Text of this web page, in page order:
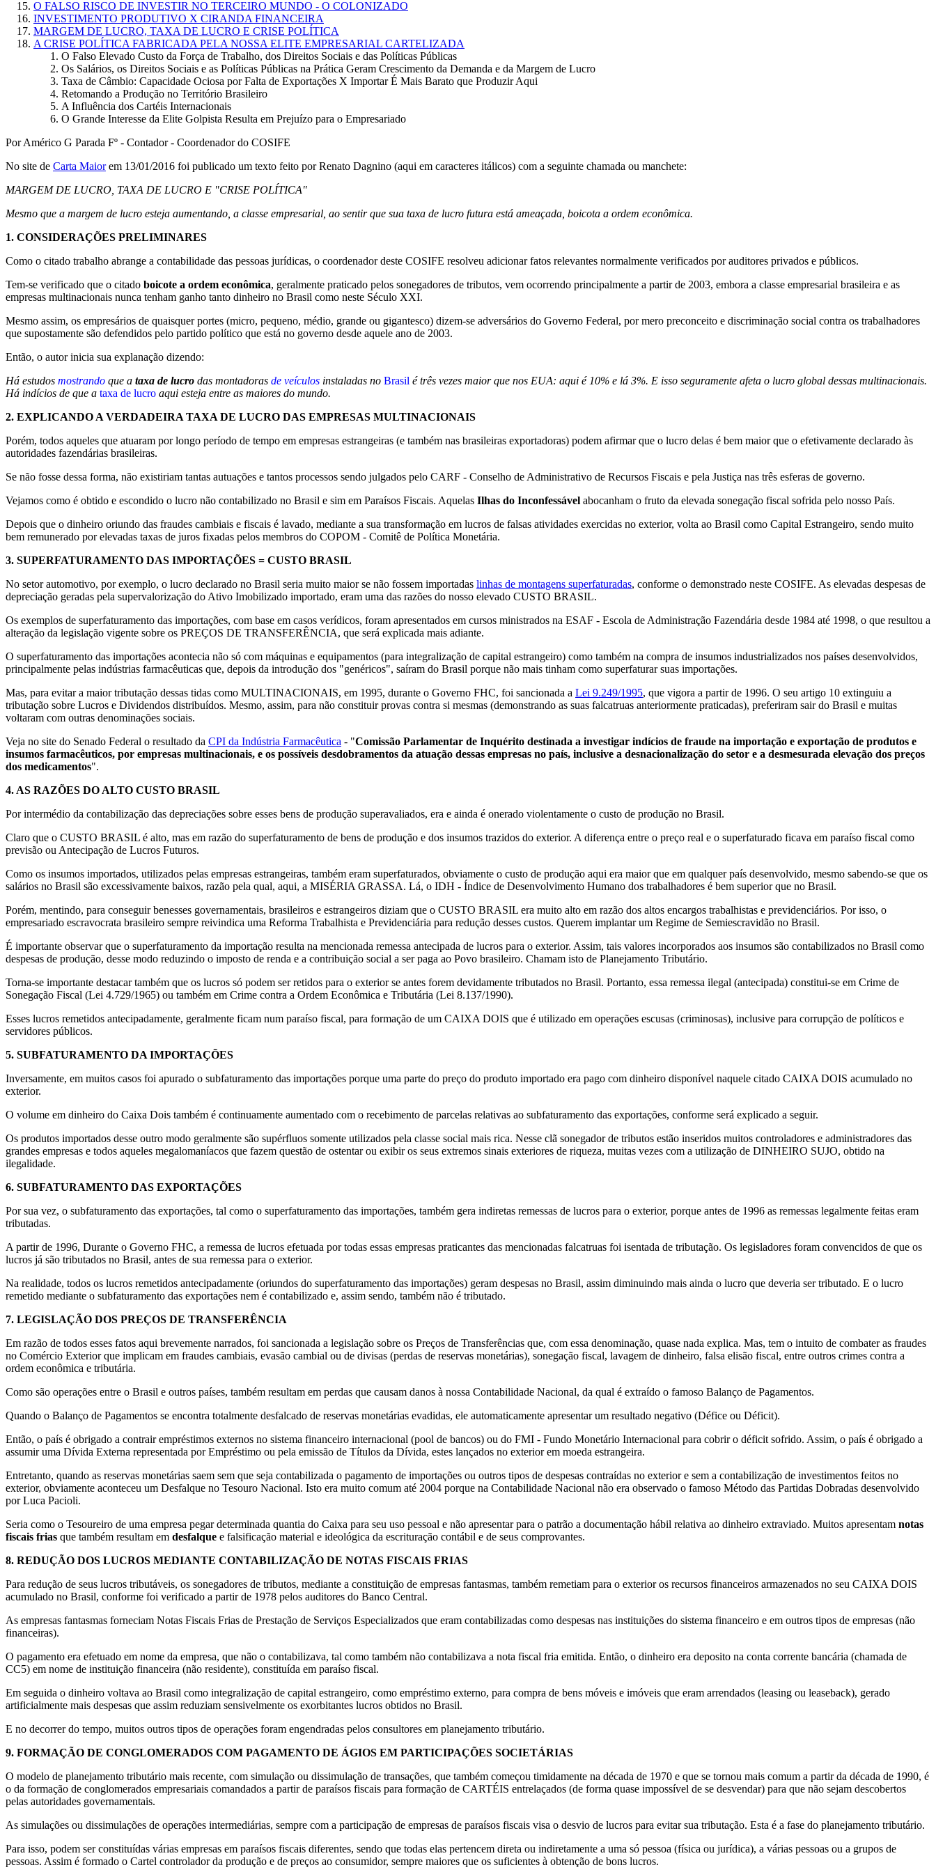
O FALSO RISCO DE INVESTIR NO TERCEIRO MUNDO - O COLONIZADO
INVESTIMENTO PRODUTIVO X CIRANDA FINANCEIRA
MARGEM DE LUCRO, TAXA DE LUCRO E CRISE POLÍTICA
A CRISE POLÍTICA FABRICADA PELA NOSSA ELITE EMPRESARIAL CARTELIZADA
O Falso Elevado Custo da Força de Trabalho, dos Direitos Sociais e das Políticas Públicas
Os Salários, os Direitos Sociais e as Políticas Públicas na Prática Geram Crescimento da Demanda e da Margem de Lucro
Taxa de Câmbio: Capacidade Ociosa por Falta de Exportações X Importar É Mais Barato que Produzir Aqui
Retomando a Produção no Território Brasileiro
A Influência dos Cartéis Internacionais
O Grande Interesse da Elite Golpista Resulta em Prejuízo para o Empresariado
Por Américo G Parada Fº - Contador - Coordenador do COSIFE
No site de Carta Maiorem 13/01/2016 foi publicado um texto feito por Renato Dagnino (aqui em caracteres itálicos) com a seguinte chamada ou manchete:
MARGEM DE LUCRO, TAXA DE LUCRO E "CRISE POLÍTICA"
Mesmo que a margem de lucro esteja aumentando, a classe empresarial, ao sentir que sua taxa de lucro futura está ameaçada, boicota a ordem econômica.
1. CONSIDERAÇÕES PRELIMINARES
Como o citado trabalho abrange a contabilidade das pessoas jurídicas, o coordenador deste COSIFE resolveu adicionar fatos relevantes normalmente verificados por auditores privados e públicos.
Tem-se verificado que o citado boicote a ordem econômica, geralmente praticado pelos sonegadores de tributos, vem ocorrendo principalmente a partir de 2003, embora a classe empresarial brasileira e as
empresas multinacionais nunca tenham ganho tanto dinheiro no Brasil como neste Século XXI.
Mesmo assim, os empresários de quaisquer portes (micro, pequeno, médio, grande ou gigantesco) dizem-se adversários do Governo Federal, por mero preconceito e discriminação social contra os trabalhadores
que supostamente são defendidos pelo partido político que está no governo desde aquele ano de 2003.
Então, o autor inicia sua explanação dizendo:
Há estudos mostrando que a taxa de lucro das montadoras de veículos instaladas no Brasil é três vezes maior que nos EUA: aqui é 10% e lá 3%. E isso seguramente afeta o lucro global dessas multinacionais.
Há indícios de que a taxa de lucro aqui esteja entre as maiores do mundo.
2. EXPLICANDO A VERDADEIRA TAXA DE LUCRO DAS EMPRESAS MULTINACIONAIS
Porém, todos aqueles que atuaram por longo período de tempo em empresas estrangeiras (e também nas brasileiras exportadoras) podem afirmar que o lucro delas é bem maior que o efetivamente declarado às
autoridades fazendárias brasileiras.
Se não fosse dessa forma, não existiriam tantas autuações e tantos processos sendo julgados pelo CARF - Conselho de Administrativo de Recursos Fiscais e pela Justiça nas três esferas de governo.
Vejamos como é obtido e escondido o lucro não contabilizado no Brasil e sim em Paraísos Fiscais. Aquelas Ilhas do Inconfessável abocanham o fruto da elevada sonegação fiscal sofrida pelo nosso País.
Depois que o dinheiro oriundo das fraudes cambiais e fiscais é lavado, mediante a sua transformação em lucros de falsas atividades exercidas no exterior, volta ao Brasil como Capital Estrangeiro, sendo muito
bem remunerado por elevadas taxas de juros fixadas pelos membros do COPOM - Comitê de Política Monetária.
3. SUPERFATURAMENTO DAS IMPORTAÇÕES = CUSTO BRASIL
No setor automotivo, por exemplo, o lucro declarado no Brasil seria muito maior se não fossem importadas linhas de montagens superfaturadas, conforme o demonstrado neste COSIFE. As elevadas despesas de
depreciação geradas pela supervalorização do Ativo Imobilizado importado, eram uma das razões do nosso elevado CUSTO BRASIL.
Os exemplos de superfaturamento das importações, com base em casos verídicos, foram apresentados em cursos ministrados na ESAF - Escola de Administração Fazendária desde 1984 até 1998, o que resultou a
alteração da legislação vigente sobre os PREÇOS DE TRANSFERÊNCIA, que será explicada mais adiante.
O superfaturamento das importações acontecia não só com máquinas e equipamentos (para integralização de capital estrangeiro) como também na compra de insumos industrializados nos países desenvolvidos,
principalmente pelas indústrias farmacêuticas que, depois da introdução dos "genéricos", saíram do Brasil porque não mais tinham como superfaturar suas importações.
Mas, para evitar a maior tributação dessas tidas como MULTINACIONAIS, em 1995, durante o Governo FHC, foi sancionada a Lei 9.249/1995, que vigora a partir de 1996. O seu artigo 10 extinguiu a
tributação sobre Lucros e Dividendos distribuídos. Mesmo, assim, para não constituir provas contra si mesmas (demonstrando as suas falcatruas anteriormente praticadas), preferiram sair do Brasil e muitas
voltaram com outras denominações sociais.
Veja no site do Senado Federal o resultado da CPI da Indústria Farmacêutica - "Comissão Parlamentar de Inquérito destinada a investigar indícios de fraude na importação e exportação de produtos e
insumos farmacêuticos, por empresas multinacionais, e os possíveis desdobramentos da atuação dessas empresas no país, inclusive a desnacionalização do setor e a desmesurada elevação dos preços
dos medicamentos".
4. AS RAZÕES DO ALTO CUSTO BRASIL
Por intermédio da contabilização das depreciações sobre esses bens de produção superavaliados, era e ainda é onerado violentamente o custo de produção no Brasil.
Claro que o CUSTO BRASIL é alto, mas em razão do superfaturamento de bens de produção e dos insumos trazidos do exterior. A diferença entre o preço real e o superfaturado ficava em paraíso fiscal como
previsão ou Antecipação de Lucros Futuros.
Como os insumos importados, utilizados pelas empresas estrangeiras, também eram superfaturados, obviamente o custo de produção aqui era maior que em qualquer país desenvolvido, mesmo sabendo-se que os
salários no Brasil são excessivamente baixos, razão pela qual, aqui, a MISÉRIA GRASSA. Lá, o IDH - Índice de Desenvolvimento Humano dos trabalhadores é bem superior que no Brasil.
Porém, mentindo, para conseguir benesses governamentais, brasileiros e estrangeiros diziam que o CUSTO BRASIL era muito alto em razão dos altos encargos trabalhistas e previdenciários. Por isso, o
empresariado escravocrata brasileiro sempre reivindica uma Reforma Trabalhista e Previdenciária para redução desses custos. Querem implantar um Regime de Semiescravidão no Brasil.
É importante observar que o superfaturamento da importação resulta na mencionada remessa antecipada de lucros para o exterior. Assim, tais valores incorporados aos insumos são contabilizados no Brasil como
despesas de produção, desse modo reduzindo o imposto de renda e a contribuição social a ser paga ao Povo brasileiro. Chamam isto de Planejamento Tributário.
Torna-se importante destacar também que os lucros só podem ser retidos para o exterior se antes forem devidamente tributados no Brasil. Portanto, essa remessa ilegal (antecipada) constitui-se em Crime de
Sonegação Fiscal (Lei 4.729/1965) ou também em Crime contra a Ordem Econômica e Tributária (Lei 8.137/1990).
Esses lucros remetidos antecipadamente, geralmente ficam num paraíso fiscal, para formação de um CAIXA DOIS que é utilizado em operações escusas (criminosas), inclusive para corrupção de políticos e
servidores públicos.
5. SUBFATURAMENTO DA IMPORTAÇÕES
Inversamente, em muitos casos foi apurado o subfaturamento das importações porque uma parte do preço do produto importado era pago com dinheiro disponível naquele citado CAIXA DOIS acumulado no
exterior.
O volume em dinheiro do Caixa Dois também é continuamente aumentado com o recebimento de parcelas relativas ao subfaturamento das exportações, conforme será explicado a seguir.
Os produtos importados desse outro modo geralmente são supérfluos somente utilizados pela classe social mais rica. Nesse clã sonegador de tributos estão inseridos muitos controladores e administradores das
grandes empresas e todos aqueles megalomaníacos que fazem questão de ostentar ou exibir os seus extremos sinais exteriores de riqueza, muitas vezes com a utilização de DINHEIRO SUJO, obtido na
ilegalidade.
6. SUBFATURAMENTO DAS EXPORTAÇÕES
Por sua vez, o subfaturamento das exportações, tal como o superfaturamento das importações, também gera indiretas remessas de lucros para o exterior, porque antes de 1996 as remessas legalmente feitas eram
tributadas.
A partir de 1996, Durante o Governo FHC, a remessa de lucros efetuada por todas essas empresas praticantes das mencionadas falcatruas foi isentada de tributação. Os legisladores foram convencidos de que os
lucros já são tributados no Brasil, antes de sua remessa para o exterior.
Na realidade, todos os lucros remetidos antecipadamente (oriundos do superfaturamento das importações) geram despesas no Brasil, assim diminuindo mais ainda o lucro que deveria ser tributado. E o lucro
remetido mediante o subfaturamento das exportações nem é contabilizado e, assim sendo, também não é tributado.
7. LEGISLAÇÃO DOS PREÇOS DE TRANSFERÊNCIA
Em razão de todos esses fatos aqui brevemente narrados, foi sancionada a legislação sobre os Preços de Transferências que, com essa denominação, quase nada explica. Mas, tem o intuito de combater as fraudes
no Comércio Exterior que implicam em fraudes cambiais, evasão cambial ou de divisas (perdas de reservas monetárias), sonegação fiscal, lavagem de dinheiro, falsa elisão fiscal, entre outros crimes contra a
ordem econômica e tributária.
Como são operações entre o Brasil e outros países, também resultam em perdas que causam danos à nossa Contabilidade Nacional, da qual é extraído o famoso Balanço de Pagamentos.
Quando o Balanço de Pagamentos se encontra totalmente desfalcado de reservas monetárias evadidas, ele automaticamente apresentar um resultado negativo (Défice ou Déficit).
Então, o país é obrigado a contrair empréstimos externos no sistema financeiro internacional (pool de bancos) ou do FMI - Fundo Monetário Internacional para cobrir o déficit sofrido. Assim, o país é obrigado a
assumir uma Dívida Externa representada por Empréstimo ou pela emissão de Títulos da Dívida, estes lançados no exterior em moeda estrangeira.
Entretanto, quando as reservas monetárias saem sem que seja contabilizada o pagamento de importações ou outros tipos de despesas contraídas no exterior e sem a contabilização de investimentos feitos no
exterior, obviamente aconteceu um Desfalque no Tesouro Nacional. Isto era muito comum até 2004 porque na Contabilidade Nacional não era observado o famoso Método das Partidas Dobradas desenvolvido
por Luca Pacioli.
Seria como o Tesoureiro de uma empresa pegar determinada quantia do Caixa para seu uso pessoal e não apresentar para o patrão a documentação hábil relativa ao dinheiro extraviado. Muitos apresentam notas
fiscais frias que também resultam em desfalque e falsificação material e ideológica da escrituração contábil e de seus comprovantes.
8. REDUÇÃO DOS LUCROS MEDIANTE CONTABILIZAÇÃO DE NOTAS FISCAIS FRIAS
Para redução de seus lucros tributáveis, os sonegadores de tributos, mediante a constituição de empresas fantasmas, também remetiam para o exterior os recursos financeiros armazenados no seu CAIXA DOIS
acumulado no Brasil, conforme foi verificado a partir de 1978 pelos auditores do Banco Central.
As empresas fantasmas forneciam Notas Fiscais Frias de Prestação de Serviços Especializados que eram contabilizadas como despesas nas instituições do sistema financeiro e em outros tipos de empresas (não
financeiras).
O pagamento era efetuado em nome da empresa, que não o contabilizava, tal como também não contabilizava a nota fiscal fria emitida. Então, o dinheiro era deposito na conta corrente bancária (chamada de
CC5) em nome de instituição financeira (não residente), constituída em paraíso fiscal.
Em seguida o dinheiro voltava ao Brasil como integralização de capital estrangeiro, como empréstimo externo, para compra de bens móveis e imóveis que eram arrendados (leasing ou leaseback), gerado
artificialmente mais despesas que assim reduziam sensivelmente os exorbitantes lucros obtidos no Brasil.
E no decorrer do tempo, muitos outros tipos de operações foram engendradas pelos consultores em planejamento tributário.
9. FORMAÇÃO DE CONGLOMERADOS COM PAGAMENTO DE ÁGIOS EM PARTICIPAÇÕES SOCIETÁRIAS
O modelo de planejamento tributário mais recente, com simulação ou dissimulação de transações, que também começou timidamente na década de 1970 e que se tornou mais comum a partir da década de 1990, é
o da formação de conglomerados empresariais comandados a partir de paraísos fiscais para formação de CARTÉIS entrelaçados (de forma quase impossível de se desvendar) para que não sejam descobertos
pelas autoridades governamentais.
As simulações ou dissimulações de operações intermediárias, sempre com a participação de empresas de paraísos fiscais visa o desvio de lucros para evitar sua tributação. Esta é a fase do planejamento tributário.
Para isso, podem ser constituídas várias empresas em paraísos fiscais diferentes, sendo que todas elas pertencem direta ou indiretamente a uma só pessoa (física ou jurídica), a várias pessoas ou a grupos de
pessoas. Assim é formado o Cartel controlador da produção e de preços ao consumidor, sempre maiores que os suficientes à obtenção de bons lucros.